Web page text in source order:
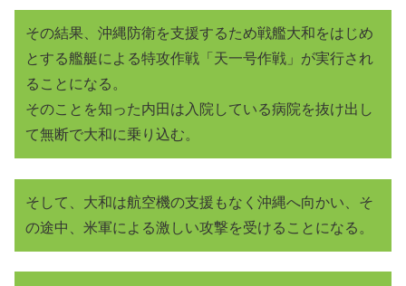
その結果、沖縄防衛を支援するため戦艦大和をはじめ
とする艦艇による特攻作戦「天一号作戦」が実行され
ることになる。
そのことを知った内田は入院している病院を抜け出し
て無断で大和に乗り込む。
そして、大和は航空機の支援もなく沖縄へ向かい、そ
の途中、米軍による激しい攻撃を受けることになる。